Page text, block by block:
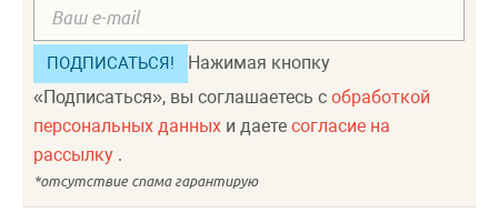
Нажимая кнопку
«Подписаться», вы соглашаетесь с обработкой
персональных данных и даете согласие на
рассылку .